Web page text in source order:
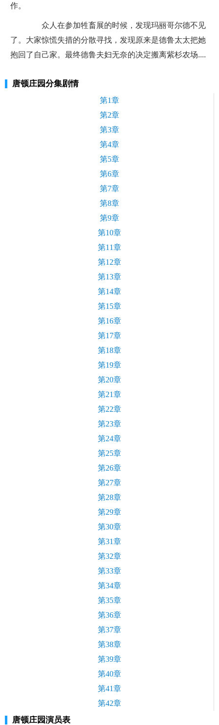
作。
众人在参加牲畜展的时候，发现玛丽哥尔德不见
了。大家惊慌失措的分散寻找，发现原来是德鲁太太把她
抱回了自己家。最终德鲁夫妇无奈的决定搬离紫杉农场....
唐顿庄园分集剧情
第1章
第2章
第3章
第4章
第5章
第6章
第7章
第8章
第9章
第10章
第11章
第12章
第13章
第14章
第15章
第16章
第17章
第18章
第19章
第20章
第21章
第22章
第23章
第24章
第25章
第26章
第27章
第28章
第29章
第30章
第31章
第32章
第33章
第34章
第35章
第36章
第37章
第38章
第39章
第40章
第41章
第42章
唐顿庄园演员表